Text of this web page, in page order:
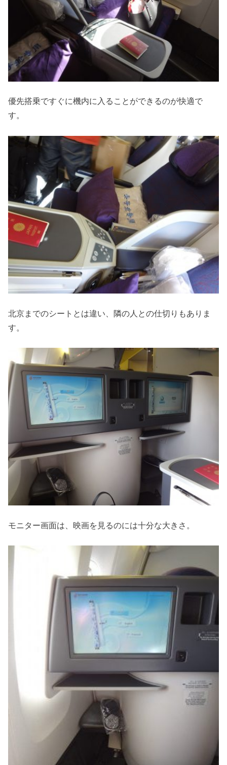
優先搭乗ですぐに機内に入ることができるのが快適で
す。
北京までのシートとは違い、隣の人との仕切りもありま
す。
モニター画面は、映画を見るのには十分な大きさ。